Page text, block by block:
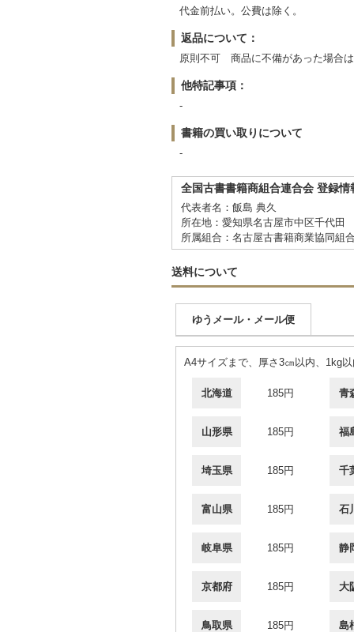
代金前払い。公費は除く。
返品について：
原則不可 商品に不備があった場合
他特記事項：
-
書籍の買い取りについて
-
全国古書書籍商組合連合会 登録情
代表者名：飯島 典久
所在地：愛知県名古屋市中区千代
所属組合：名古屋古書籍商業協同組
送料について
ゆうメール・メール便
A4サイズまで、厚さ3㎝以内、1kg
北海道 185円 青
山形県 185円 福
埼玉県 185円 千
富山県 185円 石
岐阜県 185円 静
京都府 185円 大
鳥取県 185円 島